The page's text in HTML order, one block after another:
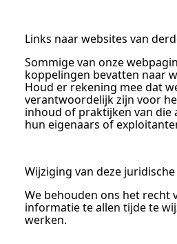
Links naar websites van
Sommige van onze
koppelingen bevatten naar
Houd er rekening mee dat
verantwoordelijk zijn voor
inhoud of praktijken van die
hun eigenaars of
Wijziging van deze
We behouden ons het recht
informatie te allen tijde te
werken.